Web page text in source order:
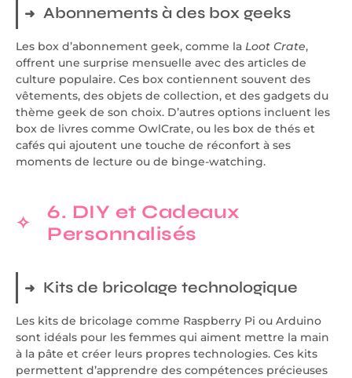
Abonnements à des box geeks
Les box d’abonnement geek, comme la Loot Crate,
offrent une surprise mensuelle avec des articles de
culture populaire. Ces box contiennent souvent des
vêtements, des objets de collection, et des gadgets du
thème geek de son choix. D’autres options incluent les
box de livres comme OwlCrate, ou les box de thés et
cafés qui ajoutent une touche de réconfort à ses
moments de lecture ou de binge-watching.
6. DIY et Cadeaux
Personnalisés
Kits de bricolage technologique
Les kits de bricolage comme Raspberry Pi ou Arduino
sont idéals pour les femmes qui aiment mettre la main
à la pâte et créer leurs propres technologies. Ces kits
permettent d’apprendre des compétences précieuses